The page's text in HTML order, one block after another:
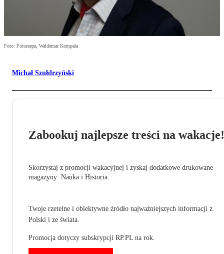
Foto: Fotorzepa, Waldemar Kompała
Michał Szułdrzyński
Zabookuj najlepsze treści na wakacje!
Skorzystaj z promocji wakacyjnej i zyskaj dodatkowe drukowane
magazyny: Nauka i Historia.
Twoje rzetelne i obiektywne źródło najważniejszych informacji z
Polski i ze świata.
Promocja dotyczy subskrypcji RP.PL na rok.